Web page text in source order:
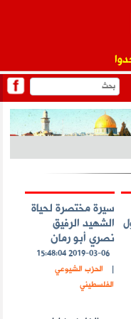
سيرة مختصرة لحياة
الشهيد الرفيق
نصري أبو رمان
2019-03-06 15:48:04
|
الحزب الشيوعي
الفلسطيني